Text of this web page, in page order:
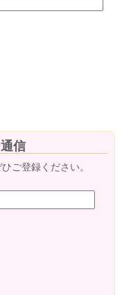
信
ご登録ください。